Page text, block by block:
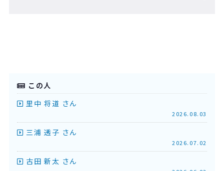
この人
里中 将道 さん
2026.08.03
三浦 透子 さん
2026.07.02
古田 新太 さん